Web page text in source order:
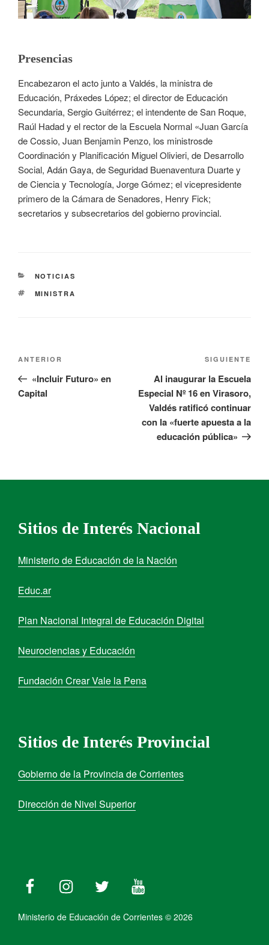
Presencias
Encabezaron el acto junto a Valdés, la ministra de
Educación, Práxedes López; el director de Educación
Secundaria, Sergio Guitérrez; el intendente de San Roque,
Raúl Hadad y el rector de la Escuela Normal «Juan García
de Cossio, Juan Benjamin Penzo, los ministrosde
Coordinación y Planificación Miguel Olivieri, de Desarrollo
Social, Adán Gaya, de Seguridad Buenaventura Duarte y
de Ciencia y Tecnología, Jorge Gómez; el vicepresidente
primero de la Cámara de Senadores, Henry Fick;
secretarios y subsecretarios del gobierno provincial.
NOTICIAS
MINISTRA
ANTERIOR
«Incluir Futuro» en
Capital
SIGUIENTE
Al inaugurar la Escuela
Especial Nº 16 en Virasoro,
Valdés ratificó continuar
con la «fuerte apuesta a la
educación pública»
Sitios de Interés Nacional
Ministerio de Educación de la Nación
Educ.ar
Plan Nacional Integral de Educación Digital
Neurociencias y Educación
Fundación Crear Vale la Pena
Sitios de Interés Provincial
Gobierno de la Provincia de Corrientes
Dirección de Nivel Superior
Ministerio de Educación de Corrientes © 2026